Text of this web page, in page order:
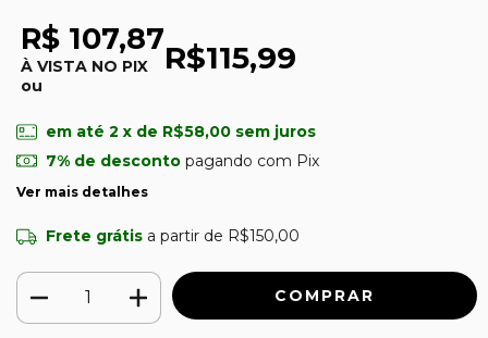
R$ 107,87
À VISTA NO PIX
ou
R$115,99
em até 2 x de R$58,00 sem juros
7% de descontopagando com Pix
Ver mais detalhes
Frete grátis a partir de R$150,00